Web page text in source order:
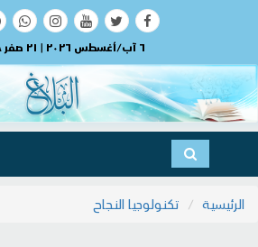
٦ آب/أغسطس ٢٠٢٦ | ٢١ صفر ١٤٤٨ هـ
الرئيسية
تكنولوجيا النجاح